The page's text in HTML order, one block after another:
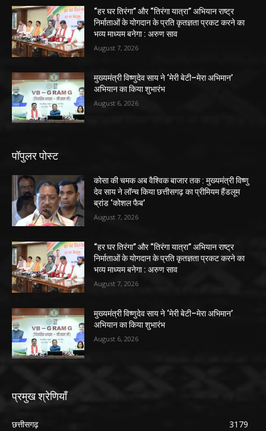
“हर घर तिरंगा” और “तिरंगा यात्रा” अभियान राष्ट्र
निर्माताओं के योगदान के प्रति कृतज्ञता प्रकट करने का
भव्य माध्यम बनेगा : अरुण साव
August 7, 2026
मुख्यमंत्री विष्णुदेव साय ने ‘मेरी बेटी–मेरा अभिमान’
अभियान का किया शुभारंभ
August 6, 2026
पॉपुलर पोस्ट
कोसा की चमक अब वैश्विक बाजार तक : मुख्यमंत्री विष्णु
देव साय ने लॉन्च किया छत्तीसगढ़ का प्रीमियम हैंडलूम
ब्रांड ‘कोशल फैब’
August 7, 2026
“हर घर तिरंगा” और “तिरंगा यात्रा” अभियान राष्ट्र
निर्माताओं के योगदान के प्रति कृतज्ञता प्रकट करने का
भव्य माध्यम बनेगा : अरुण साव
August 7, 2026
मुख्यमंत्री विष्णुदेव साय ने ‘मेरी बेटी–मेरा अभिमान’
अभियान का किया शुभारंभ
August 6, 2026
प्रमुख श्रेणियाँ
छत्तीसगढ़
3179